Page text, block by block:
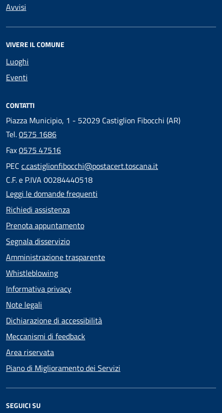
Avvisi
VIVERE IL COMUNE
Luoghi
Eventi
CONTATTI
Piazza Municipio, 1 - 52029 Castiglion Fibocchi (AR)
Tel.0575 1686
Fax0575 47516
PEC c.castiglionfibocchi@postacert.toscana.it
C.F. e P.IVA 00284440518
Leggi le domande frequenti
Richiedi assistenza
Prenota appuntamento
Segnala disservizio
Amministrazione trasparente
Whistleblowing
Informativa privacy
Note legali
Dichiarazione di accessibilità
Meccanismi di feedback
Area riservata
Piano di Miglioramento dei Servizi
SEGUICI SU